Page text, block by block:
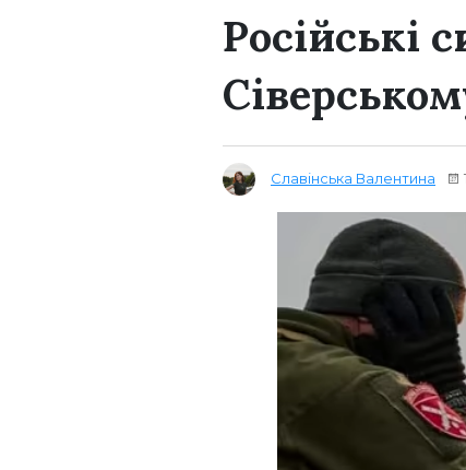
Російські
Славінська Валентина